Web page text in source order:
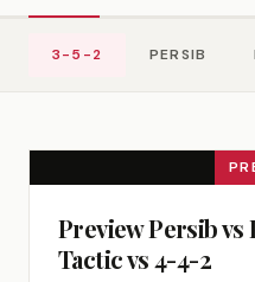
3-5-2 PERSIB
Preview Persib vs
Tactic vs 4-4-2